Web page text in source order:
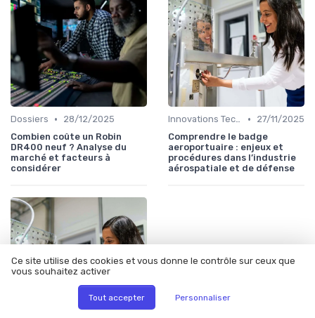
Dossiers •
28/12/2025
Combien coûte un Robin
DR400 neuf ? Analyse du
marché et facteurs à
considérer
Innovations Technologiques •
27/11/2025
Comprendre le badge
aeroportuaire : enjeux et
procédures dans l’industrie
aérospatiale et de défense
Ce site utilise des cookies et vous donne le contrôle sur ceux que
vous souhaitez activer
Tout accepter Personnaliser